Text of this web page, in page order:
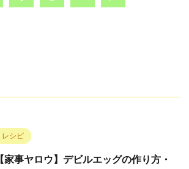
レシピ
【家事ヤロウ】デビルエッグの作り方・